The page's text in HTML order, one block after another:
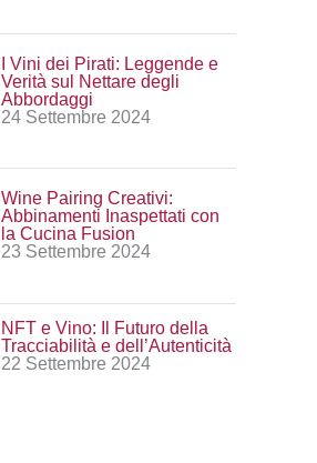
I Vini dei Pirati: Leggende e
Verità sul Nettare degli
Abbordaggi
24 Settembre 2024
Wine Pairing Creativi:
Abbinamenti Inaspettati con
la Cucina Fusion
23 Settembre 2024
NFT e Vino: Il Futuro della
Tracciabilità e dell’Autenticità
22 Settembre 2024